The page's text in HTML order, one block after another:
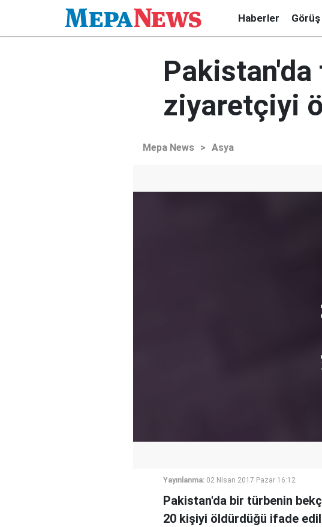
Haberler Görüş
ziyaretçiyi
Mepa News > Asya
Yayınlanma: 02 Nisan 2017 Pazar 16:12
Pakistan'da bir türbenin
20 kişiyi öldürdüğü ifade